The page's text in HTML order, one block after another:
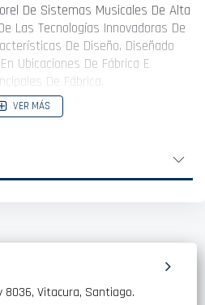
De Sistemas Musicales De Alta
Las Tecnologías Innovadoras De
De Diseño, Diseñado
Ubicaciones De Fábrica E
De Fábrica.
De Componentes Maximo Ultra
Externa De Morel (Evc ™)
Para Maximo Ultra.
De Sonido Musical
Hacen Que La Instalación Sea
VER MÁS
8036, Vitacura, Santiago.